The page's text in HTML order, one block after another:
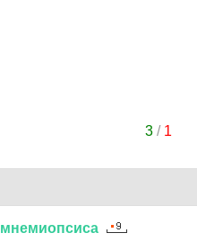
3/ 1
мнемиопсиса